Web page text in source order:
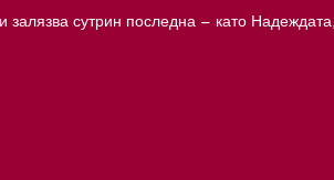
сутрин последна – като